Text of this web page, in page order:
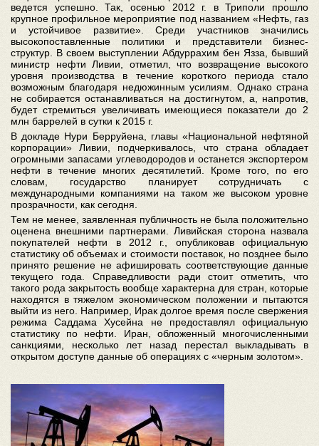
ведется успешно. Так, осенью 2012 г. в Триполи прошло
крупное профильное мероприятие под названием «Нефть, газ
и устойчивое развитие». Среди участников значились
высокопоставленные политики и представители бизнес-
структур. В своем выступлении Абдуррахим бен Язза, бывший
министр нефти Ливии, отметил, что возвращение высокого
уровня производства в течение короткого периода стало
возможным благодаря недюжинным усилиям. Однако страна
не собирается останавливаться на достигнутом, а, напротив,
будет стремиться увеличивать имеющиеся показатели до 2
млн баррелей в сутки к 2015 г.
В докладе Нури Берруйена, главы «Национальной нефтяной
корпорации» Ливии, подчеркивалось, что страна обладает
огромными запасами углеводородов и останется экспортером
нефти в течение многих десятилетий. Кроме того, по его
словам, государство планирует сотрудничать с
международными компаниями на таком же высоком уровне
прозрачности, как сегодня.
Тем не менее, заявленная публичность не была положительно
оценена внешними партнерами. Ливийская сторона назвала
покупателей нефти в 2012 г., опубликовав официальную
статистику об объемах и стоимости поставок, но позднее было
принято решение не афишировать соответствующие данные
текущего года. Справедливости ради стоит отметить, что
такого рода закрытость вообще характерна для стран, которые
находятся в тяжелом экономическом положении и пытаются
выйти из него. Например, Ирак долгое время после свержения
режима Саддама Хусейна не предоставлял официальную
статистику по нефти. Иран, обложенный многочисленными
санкциями, несколько лет назад перестал выкладывать в
открытом доступе данные об операциях с «черным золотом».